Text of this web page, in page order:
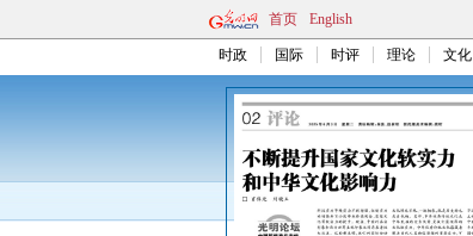
首页 English
时政 国际 时评 理论 文化